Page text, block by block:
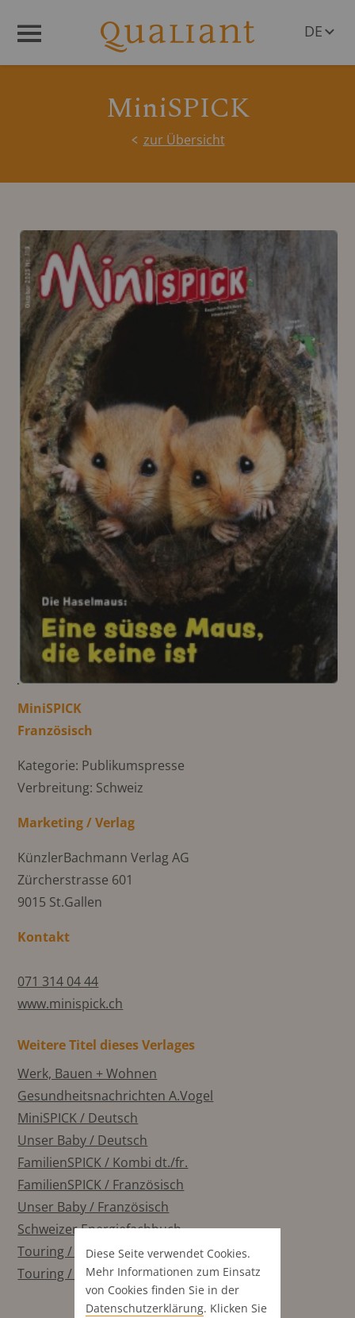
DE
MiniSPICK
zur Übersicht
MiniSPICK
Französisch
Kategorie: Publikumspresse
Verbreitung: Schweiz
Marketing / Verlag
KünzlerBachmann Verlag AG
Zürcherstrasse 601
9015 St.Gallen
Kontakt
071 314 04 44
www.minispick.ch
Weitere Titel dieses Verlages
Werk, Bauen + Wohnen
Gesundheitsnachrichten A.Vogel
MiniSPICK / Deutsch
Unser Baby / Deutsch
FamilienSPICK / Kombi dt./fr.
FamilienSPICK / Französisch
Unser Baby / Französisch
Schweizer Energiefachbuch
Touring / Italienisch
Touring / Gesamt
Diese Seite verwendet Cookies.
Mehr Informationen zum Einsatz
von Cookies finden Sie in der
Datenschutz­erklärung. Klicken Sie